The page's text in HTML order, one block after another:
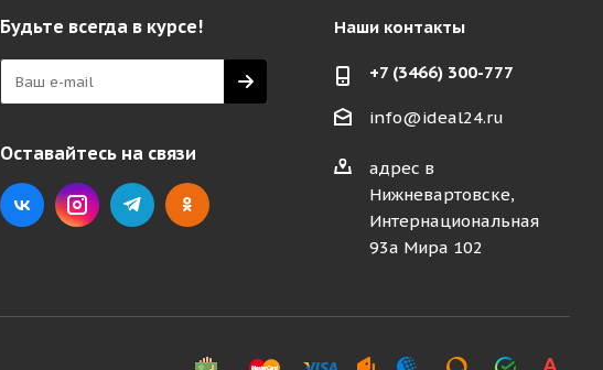
Будьте всегда в курсе!
Оставайтесь на связи
Наши контакты
+7 (3466) 300-777
info@ideal24.ru
адрес в
Нижневартовске,
Интернациональная
93а Мира 102